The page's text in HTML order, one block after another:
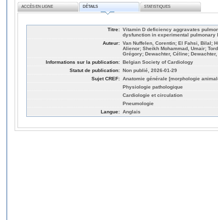
ACCÈS EN LIGNE DÉTAILS STATISTIQUES
Titre: Vitamin D deficiency aggravates
dysfunction in experimental pulmonary
Auteur: Van Nuffelen, Corentin; El Fahsi, Bilal;
Alienor; Sheikh Mohammad, Umair;
Grégory; Dewachter, Céline;
Informations sur la publication: Belgian Society of Cardiology
Statut de publication: Non publié, 2026-01-29
Sujet CREF: Anatomie générale [morphologie
Physiologie pathologique
Cardiologie et circulation
Pneumologie
Langue: Anglais